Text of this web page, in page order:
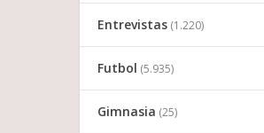
Entrevistas (1.220)
Futbol (5.935)
Gimnasia (25)